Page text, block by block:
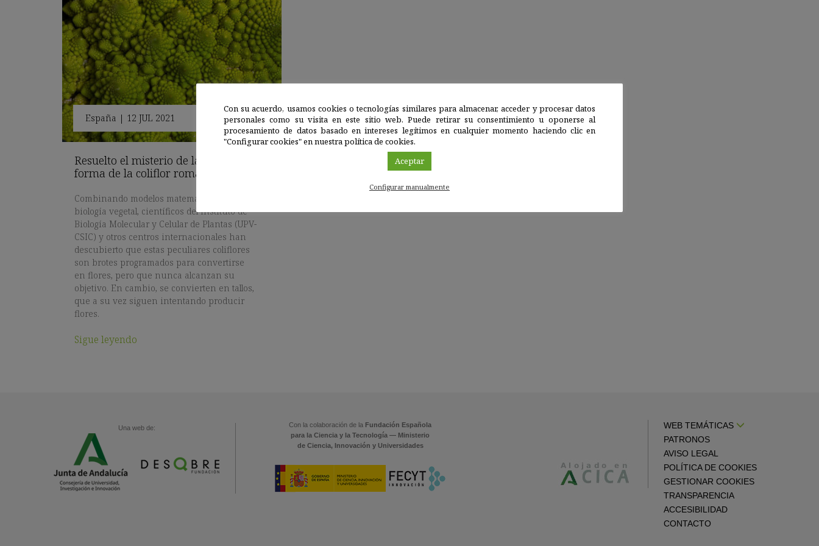
España | 12 JUL 2021
Resuelto el misterio de la curiosa
forma de la coliflor romanesco
Combinando modelos matemáticos y
biología vegetal, científicos del Instituto de
Biología Molecular y Celular de Plantas (UPV-
CSIC) y otros centros internacionales han
descubierto que estas peculiares coliflores
son brotes programados para convertirse
en flores, pero que nunca alcanzan su
objetivo. En cambio, se convierten en tallos,
que a su vez siguen intentando producir
flores.
Sigue leyendo
Una web de: Con la colaboración de la Fundación Española
para la Ciencia y la Tecnología — Ministerio
de Ciencia, Innovación y Universidades
WEB TEMÁTICAS
PATRONOS
AVISO LEGAL
POLÍTICA DE COOKIES
GESTIONAR COOKIES
TRANSPARENCIA
ACCESIBILIDAD
CONTACTO
Con su acuerdo, usamos cookies o tecnologías similares para almacenar, acceder y procesar datos
personales como su visita en este sitio web. Puede retirar su consentimiento u oponerse al
procesamiento de datos basado en intereses legítimos en cualquier momento haciendo clic en
"Configurar cookies" en nuestra política de cookies.
Aceptar
Configurar manualmente